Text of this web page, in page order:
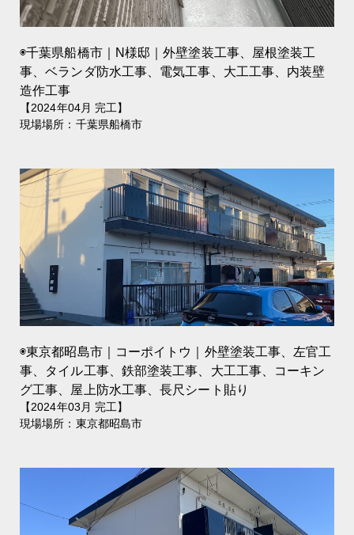
◉千葉県船橋市｜N様邸｜外壁塗装工事、屋根塗装工
事、ベランダ防水工事、電気工事、大工工事、内装壁
造作工事
【2024年04月 完工】
現場場所：千葉県船橋市
◉東京都昭島市｜コーポイトウ｜外壁塗装工事、左官工
事、タイル工事、鉄部塗装工事、大工工事、コーキン
グ工事、屋上防水工事、長尺シート貼り
【2024年03月 完工】
現場場所：東京都昭島市